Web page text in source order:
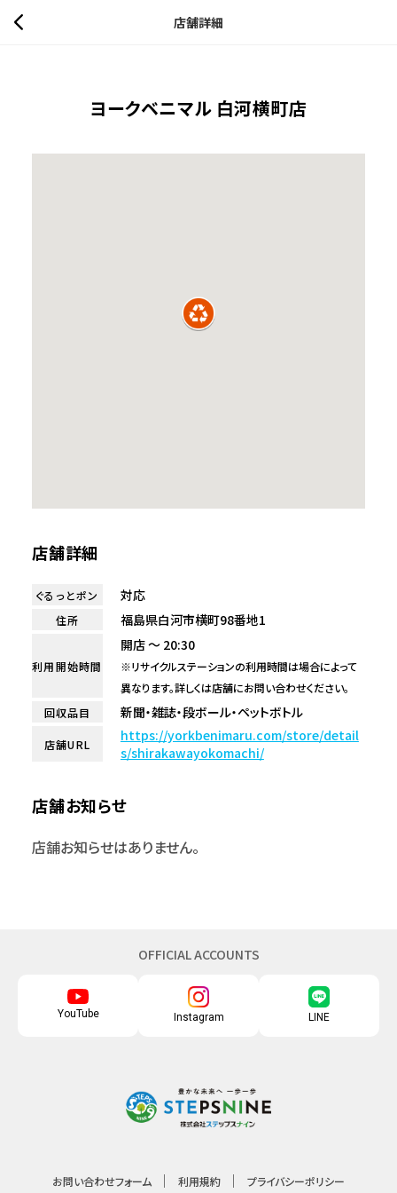
店舗詳細
ヨークベニマル 白河横町店
店舗詳細
ぐるっとポン 対応
住所 福島県白河市横町98番地1
利用開始時間
開店 ～ 20:30
※リサイクルステーションの利用時間は場合によって
異なります。詳しくは店舗にお問い合わせください。
回収品目
新聞・雑誌・段ボール・ペットボトル
店舗URL
https://yorkbenimaru.com/store/detail
s/shirakawayokomachi/
店舗お知らせ
店舗お知らせはありません。
OFFICIAL ACCOUNTS
YouTube Instagram LINE
お問い合わせフォーム 利用規約 プライバシーポリシー